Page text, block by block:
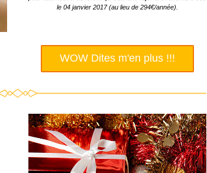
le 04 janvier 2017 (au lieu de 294€/année).
WOW Dites m'en plus !!!